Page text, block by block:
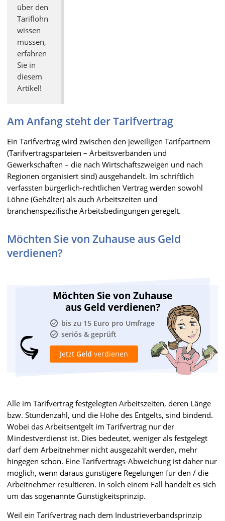
über den
Tariflohn
wissen
müssen,
erfahren
Sie in
diesem
Artikel!
Am Anfang steht der Tarifvertrag
Ein Tarifvertrag wird zwischen den jeweiligen Tarifpartnern
(Tarifvertragsparteien – Arbeitsverbänden und
Gewerkschaften – die nach Wirtschaftszweigen und nach
Regionen organisiert sind) ausgehandelt. Im schriftlich
verfassten bürgerlich-rechtlichen Vertrag werden sowohl
Löhne (Gehälter) als auch Arbeitszeiten und
branchenspezifische Arbeitsbedingungen geregelt.
Möchten Sie von Zuhause aus Geld
verdienen?
Möchten Sie von Zuhause
aus Geld verdienen?
bis zu 15 Euro pro Umfrage
seriös & geprüft
Jetzt Geld verdienen
Alle im Tarifvertrag festgelegten Arbeitszeiten, deren Länge
bzw. Stundenzahl, und die Höhe des Entgelts, sind bindend.
Wobei das Arbeitsentgelt im Tarifvertrag nur der
Mindestverdienst ist. Dies bedeutet, weniger als festgelegt
darf dem Arbeitnehmer nicht ausgezahlt werden, mehr
hingegen schon. Eine Tarifvertrags-Abweichung ist daher nur
möglich, wenn daraus günstigere Regelungen für den / die
Arbeitnehmer resultieren. In solch einem Fall handelt es sich
um das sogenannte Günstigkeitsprinzip.
Weil ein Tarifvertrag nach dem Industrieverbandsprinzip